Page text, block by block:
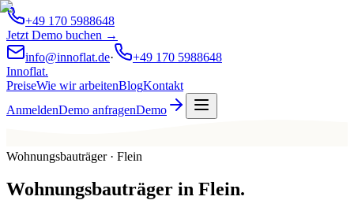
+49 170 5988648
Jetzt Demo buchen →
info@innoflat.de·
+49 170 5988648
Innoflat.
PreiseWie wir arbeitenBlogKontakt
AnmeldenDemo anfragenDemo
Wohnungsbauträger · Flein
Wohnungsbauträger in Flein.